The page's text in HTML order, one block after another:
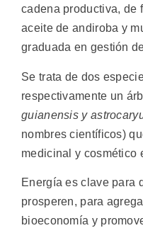
cadena productiva, de
aceite de andiroba y
graduada en gestión
Se trata de dos
respectivamente un
guianensis y
nombres científicos)
medicinal y cosmético
Energía es clave para
prosperen, para
bioeconomía y